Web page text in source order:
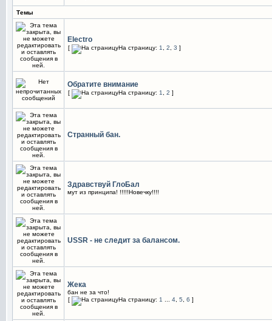
Темы
Electro
[ На страницу: 1 2 3 ]
Обратите внимание
[ На страницу: 1 2 ]
Странный бан.
Здравствуй ГлоБал
мут из принципа! !!!!!Новечку!!!!
USSR - не следит за балансом.
Жека
бан не за что!
[
На страницу: 1 4 5 6 ]